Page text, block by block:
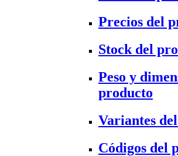
Precios del
Stock del
Peso y
producto
Variantes
Códigos del